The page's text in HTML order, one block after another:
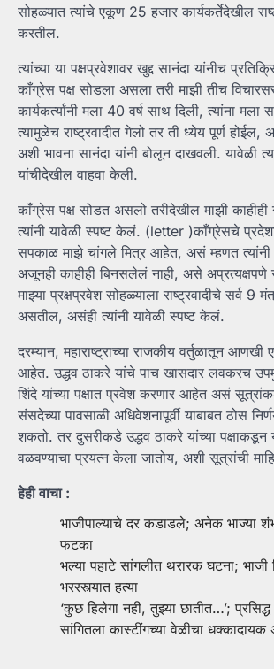
सोहळ्यात त्यांचे एकूण 25 हजार कार्यकर्तेदेखील
करतील.
त्यांच्या या पक्षप्रवेशावर खुद्द सानंदा यांनीच
काँग्रेस पक्ष सोडला असला तरी माझी तीच
कार्यकर्त्यांनी मला 40 वर्ष साथ दिली, त्यांना
त्यामुळेच राष्ट्रवादीत गेलो तर ती ध्येय पूर्ण होईल,
अशी भावना सानंदा यांनी बोलून दाखवली. यावेळी
यांचीदेखील वाहवा केली.
काँग्रेस पक्ष सोडत असलो तरीदेखील माझी काहीही
त्यांनी यावेळी स्पष्ट केलं. (letter )काँग्रेसचे
सपकाळ माझे चांगले मित्र आहेत, असं म्हणत त्यांनी
अजूनही काहीही बिनसलेलं नाही, असे
माझ्या प्रक्षप्रवेश सोहळ्याला राष्ट्रवादीचे सर्व 9
असतील, असंही त्यांनी यावेळी स्पष्ट केलं.
दरम्यान, महाराष्ट्राच्या राजकीय वर्तुळातून आणखी
आहेत. उद्धव ठाकरे यांचे पाच खासदार लवकरच
शिंदे यांच्या पक्षात प्रवेश करणार आहेत असं
संसदेच्या पावसाळी अधिवेशनापूर्वी याबाबत ठोस
शकतो. तर दुसरीकडे उद्धव ठाकरे यांच्या पक्षाकडून
वळवण्याचा प्रयत्न केला जातोय, अशी सूत्रांची
हेही वाचा :
भाजीपाल्याचे दर कडाडले; अनेक भाज्या
फटका
भल्या पहाटे सांगलीत थरारक घटना; भाजी
भररस्त्यात हत्या
‘कुछ हिलेगा नही, तुझ्या छातीत…’;
सांगितला कास्टींगच्या वेळीचा